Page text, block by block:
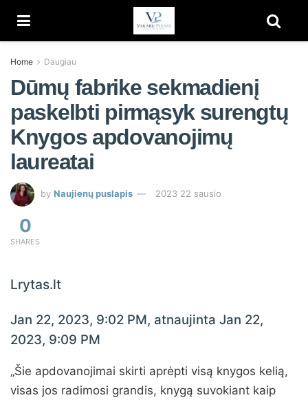
Home Daugiau
Dūmų fabrike sekmadienį
paskelbti pirmąsyk surengtų
Knygos apdovanojimų
laureatai
by Naujienų puslapis 2023 22 sausio
0
SHARES
Lrytas.lt
Jan 22, 2023, 9:02 PM, atnaujinta Jan 22,
2023, 9:09 PM
„Šie apdovanojimai skirti aprėpti visą knygos kelią,
visas jos radimosi grandis, knygą suvokiant kaip